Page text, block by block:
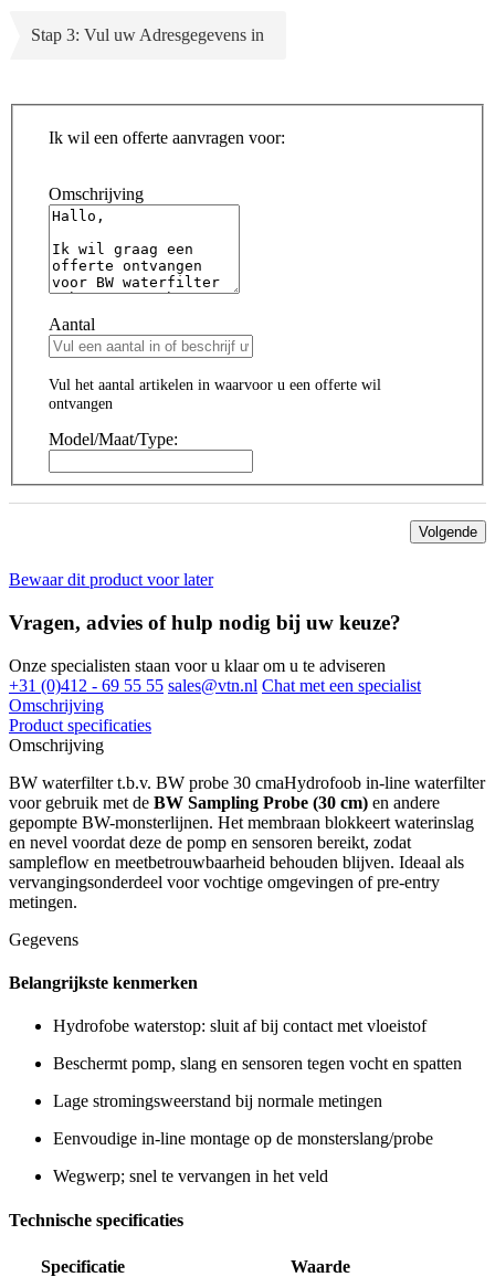
Stap 3: Vul uw Adresgegevens in
Ik wil een offerte aanvragen voor:
Omschrijving
Aantal
Vul het aantal artikelen in waarvoor u een offerte wil
ontvangen
Model/Maat/Type:
Volgende
Bewaar dit product voor later
Vragen, advies of hulp nodig bij uw keuze?
Onze specialisten staan voor u klaar om u te adviseren
+31 (0)412 - 69 55 55 sales@vtn.nl Chat met een specialist
Omschrijving
Product specificaties
Omschrijving
BW waterfilter t.b.v. BW probe 30 cmaHydrofoob in-line waterfilter
voor gebruik met de BW Sampling Probe (30 cm) en andere
gepompte BW-monsterlijnen. Het membraan blokkeert waterinslag
en nevel voordat deze de pomp en sensoren bereikt, zodat
sampleflow en meetbetrouwbaarheid behouden blijven. Ideaal als
vervangingsonderdeel voor vochtige omgevingen of pre-entry
metingen.
Gegevens
Belangrijkste kenmerken
Hydrofobe waterstop: sluit af bij contact met vloeistof
Beschermt pomp, slang en sensoren tegen vocht en spatten
Lage stromingsweerstand bij normale metingen
Eenvoudige in-line montage op de monsterslang/probe
Wegwerp; snel te vervangen in het veld
Technische specificaties
Specificatie
Waarde